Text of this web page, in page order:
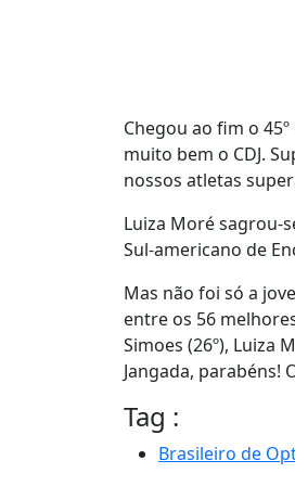
Chegou ao fim o
muito bem o CDJ.
nossos atletas
Luiza Moré sagrou-
Sul-americano de
Mas não foi só a
entre os 56
Simoes (26º), Luiza
Jangada, parabéns!
Tag :
Brasileiro de